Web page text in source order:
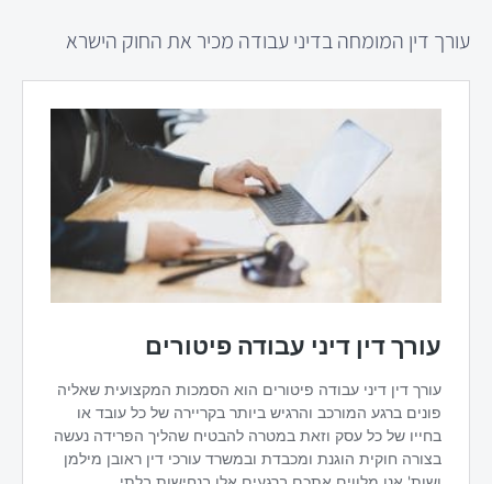
עורך דין המומחה בדיני עבודה מכיר את החוק הישרא